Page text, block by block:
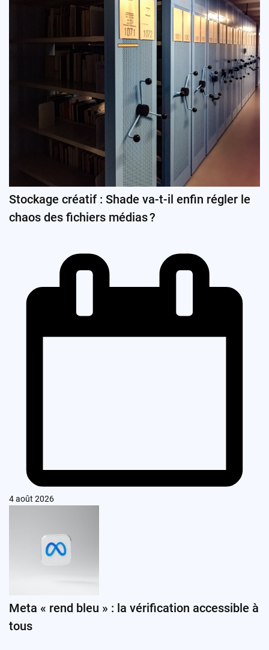
Stockage créatif : Shade va-t-il enfin régler le
chaos des fichiers médias ?
4 août 2026
Meta « rend bleu » : la vérification accessible à
tous